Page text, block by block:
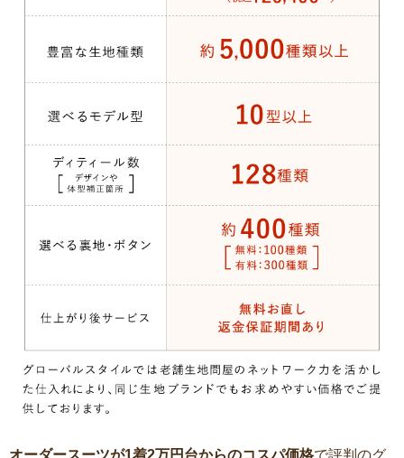
オーダースーツが1着2万円台からのコスパ価格で評判のグ